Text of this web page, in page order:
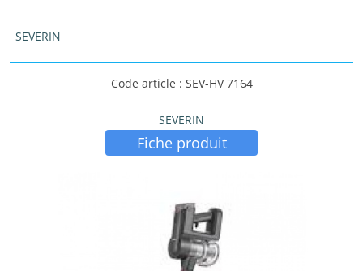
SEVERIN
Code article : SEV-HV 7164
SEVERIN
Fiche produit